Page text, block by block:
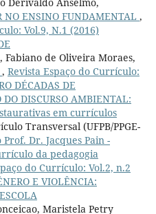
NO ENSINO FUNDAMENTAL ,
Vol.9, N.1 (2016)
Fabiano de Oliveira Moraes,
, Revista Espaço do Currículo:
DÉCADAS DE
DISCURSO AMBIENTAL:
em currículos
Transversal (UFPB/PPGE-
Dr. Jacques Pain -
da pedagogia
do Currículo: Vol.2, n.2
E VIOLÊNCIA:
Maristela Petry